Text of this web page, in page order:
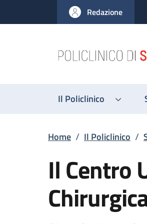
al contenuto principale
to footer content
Redazione
Il Policlinico
Briciole di
Home / Il Policlinico /
Il Centro